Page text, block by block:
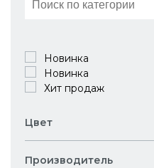
Новинка
Новинка
Хит продаж
Цвет
Производитель